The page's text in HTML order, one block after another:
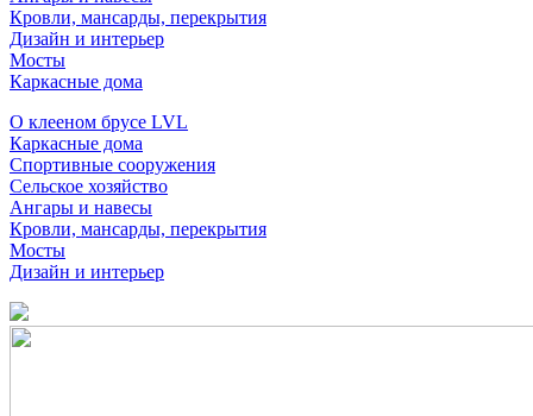
Кровли, мансарды, перекрытия
Дизайн и интерьер
Мосты
Каркасные дома
О клееном брусе LVL
Каркасные дома
Спортивные сооружения
Сельское хозяйство
Ангары и навесы
Кровли, мансарды, перекрытия
Мосты
Дизайн и интерьер